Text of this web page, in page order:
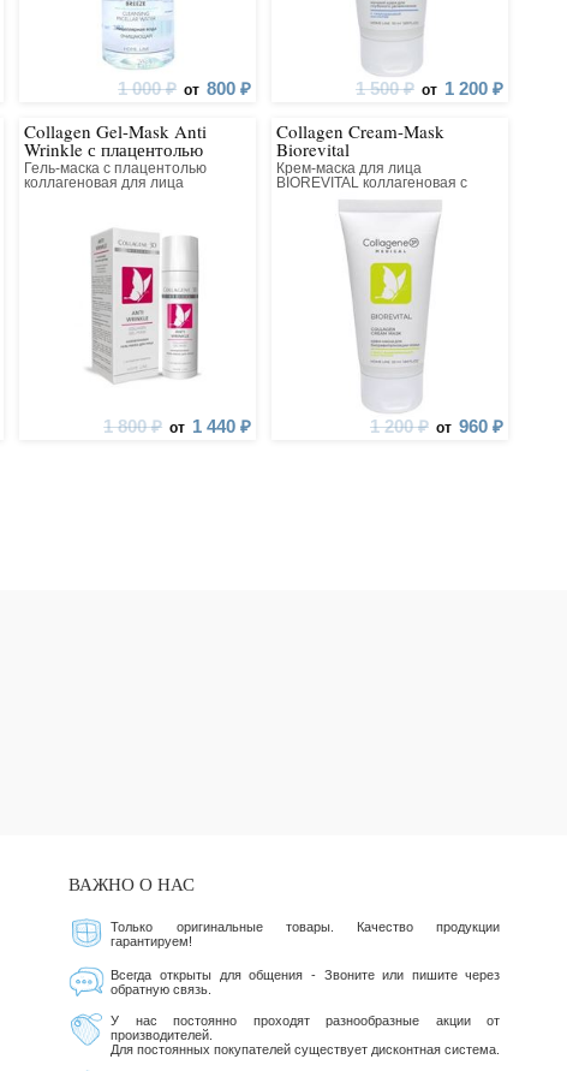
1 000 ₽ от 800 ₽ 1 500 ₽ от 1 200 ₽
Collagen Gel-Mask Anti
Wrinkle с плацентолью
Гель-маска с плацентолью
коллагеновая для лица
1 800 ₽ от 1 440 ₽
Collagen Cream-Mask
Biorevital
Крем-маска для лица
BIOREVITAL коллагеновая с
восстанавливающим комплексом
1 200 ₽ от 960 ₽
ВАЖНО О НАС
Только оригинальные товары. Качество продукции
гарантируем!
Всегда открыты для общения - Звоните или пишите через
обратную связь.
У нас постоянно проходят разнообразные акции от
производителей.
Для постоянных покупателей существует дисконтная система.